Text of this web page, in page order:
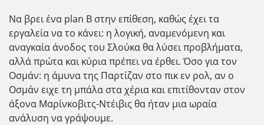
Να βρει ένα plan B στην επίθεση, καθώς έχει τα
εργαλεία να το κάνει: η λογική, αναμενόμενη και
αναγκαία άνοδος του Σλούκα θα λύσει προβλήματα,
αλλά πρώτα και κύρια πρέπει να έρθει. Όσο για τον
Οσμάν: η άμυνα της Παρτίζαν στο πικ εν ρολ, αν ο
Οσμάν ειχε τη μπάλα στα χέρια και επιτίθονταν στον
άξονα Μαρίνκοβιτς-Ντέιβις θα ήταν μια ωραία
ανάλυση να γράψουμε.